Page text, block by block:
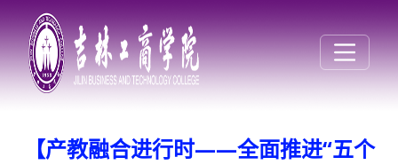
【产教融合进行时——全面推进“五个